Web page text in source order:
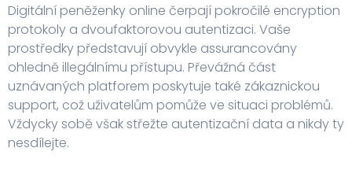
Digitální peněženky online čerpají pokročilé encryption
protokoly a dvoufaktorovou autentizaci. Vaše
prostředky představují obvykle assurancovány
ohledně illegálnímu přístupu. Převážná část
uznávaných platforem poskytuje také zákaznickou
support, což uživatelům pomůže ve situaci problémů.
Vždycky sobě však střežte autentizační data a nikdy ty
nesdílejte.